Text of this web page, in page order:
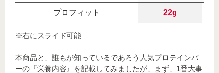
プロフィット 22g
※右にスライド可能
本商品と、誰もが知っているであろう人気プロテインバ
ーの『栄養内容』を記載してみましたが、まず、1番大事